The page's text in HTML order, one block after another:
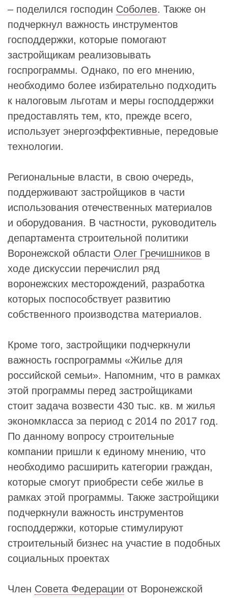
– поделился господин Соболев. Также он
подчеркнул важность инструментов
господдержки, которые помогают
застройщикам реализовывать
госпрограммы. Однако, по его мнению,
необходимо более избирательно подходить
к налоговым льготам и меры господдержки
предоставлять тем, кто, прежде всего,
использует энергоэффективные, передовые
технологии.
Региональные власти, в свою очередь,
поддерживают застройщиков в части
использования отечественных материалов
и оборудования. В частности, руководитель
департамента строительной политики
Воронежской области Олег Гречишников в
ходе дискуссии перечислил ряд
воронежских месторождений, разработка
которых поспособствует развитию
собственного производства материалов.
Кроме того, застройщики подчеркнули
важность госпрограммы «Жилье для
российской семьи». Напомним, что в рамках
этой программы перед застройщиками
стоит задача возвести 430 тыс. кв. м жилья
экономкласса за период с 2014 по 2017 год.
По данному вопросу строительные
компании пришли к единому мнению, что
необходимо расширить категории граждан,
которые смогут приобрести себе жилье в
рамках этой программы. Также застройщики
подчеркнули важность инструментов
господдержки, которые стимулируют
строительный бизнес на участие в подобных
социальных проектах
Член Совета Федерации от Воронежской